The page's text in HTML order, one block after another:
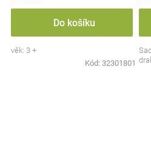
Do košíku
věk: 3 +
Kód: 32301801